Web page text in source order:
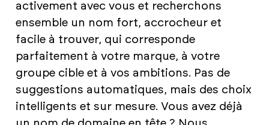
activement avec vous et recherchons
ensemble un nom fort, accrocheur et
facile à trouver, qui corresponde
parfaitement à votre marque, à votre
groupe cible et à vos ambitions. Pas de
suggestions automatiques, mais des choix
intelligents et sur mesure. Vous avez déjà